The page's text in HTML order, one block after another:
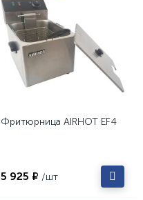
Фритюрница AIRHOT EF4
5 925 ₽ /шт